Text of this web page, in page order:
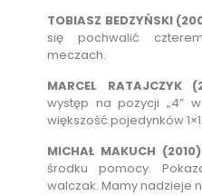
TOBIASZ BEDZYŃSKI
się pochwalić
meczach.
MARCEL RATAJCZYK
występ na pozycji „4”
większość pojedynków 1×1.
MICHAŁ MAKUCH (2010)
środku pomocy.
walczak. Mamy nadzieje